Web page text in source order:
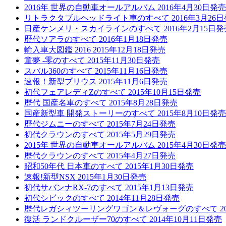
2016年 世界の自動車オールアルバム 2016年4月30日発売
リトラクタブルヘッドライト車のすべて 2016年3月26日
日産ケンメリ・スカイラインのすべて 2016年2月15日発
歴代ソアラのすべて 2016年1月18日発売
輸入車大図鑑 2016 2015年12月18日発売
童夢 -零のすべて 2015年11月30日発売
スバル360のすべて 2015年11月16日発売
速報！新型プリウス 2015年11月6日発売
初代フェアレディZのすべて 2015年10月15日発売
歴代 国産名車のすべて 2015年8月28日発売
国産新型車 開発ストーリーのすべて 2015年8月10日発売
歴代ジムニーのすべて 2015年7月24日発売
初代クラウンのすべて 2015年5月29日発売
2015年 世界の自動車オールアルバム 2015年4月30日発売
歴代クラウンのすべて 2015年4月27日発売
昭和50年代 日本車のすべて 2015年1月30日発売
速報!新型NSX 2015年1月30日発売
初代サバンナRX-7のすべて 2015年1月13日発売
初代シビックのすべて 2014年11月28日発売
歴代レガシィツーリングワゴン＆レヴォーグのすべて
復活 ランドクルーザー70のすべて 2014年10月11日発売